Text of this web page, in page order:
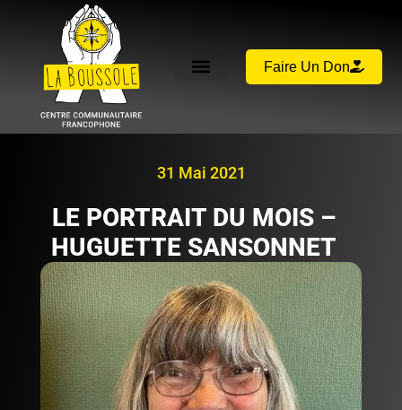
Faire Un Don
31 Mai 2021
LE PORTRAIT DU MOIS –
HUGUETTE SANSONNET